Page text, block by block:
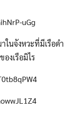
uGg
นจังหวะที่มีเรือดำ
งเรือมิไร